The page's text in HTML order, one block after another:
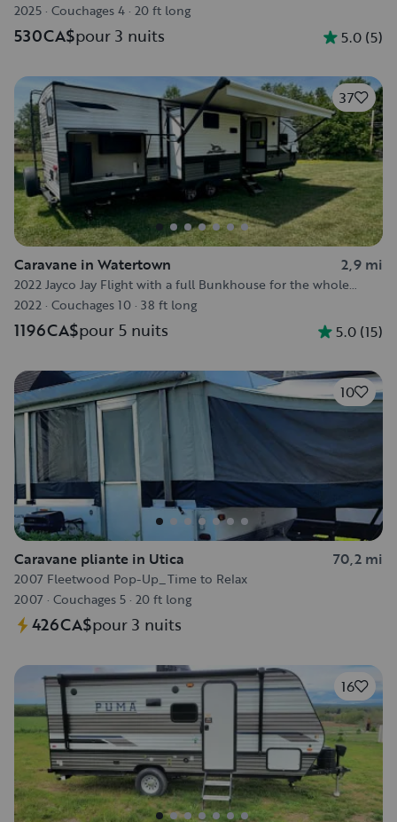
2025 · Couchages 4 · 20 ft long
530CA$pour 3 nuits 5.0 (5)
37
Caravane in Watertown 2,9 mi
2022 Jayco Jay Flight with a full Bunkhouse for the whole
family
2022 · Couchages 10 · 38 ft long
1196CA$pour 5 nuits 5.0 (15)
10
Caravane pliante in Utica 70,2 mi
2007 Fleetwood Pop-Up_Time to Relax
2007 · Couchages 5 · 20 ft long
426CA$pour 3 nuits
16